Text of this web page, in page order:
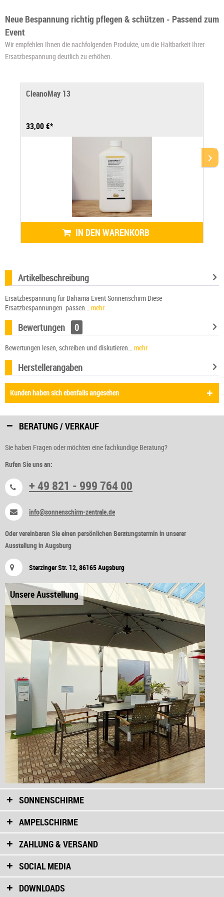
Neue Bespannung richtig pflegen & schützen - Passend zum
Event
Wir empfehlen Ihnen die nachfolgenden Produkte, um die Haltbarkeit Ihrer
Ersatzbespannung deutlich zu erhöhen.
CleanoMay 13
33,00 €*
IN DEN WARENKORB
Artikelbeschreibung
Ersatzbespannung für Bahama Event Sonnenschirm Diese
Ersatzbespannungen passen...
mehr
Bewertungen 0
Bewertungen lesen, schreiben und diskutieren... mehr
Herstellerangaben
Kunden haben sich ebenfalls angesehen
BERATUNG / VERKAUF
Sie haben Fragen oder möchten eine fachkundige Beratung?
Rufen Sie uns an:
+ 49 821 - 999 764 00
info@sonnenschirm-zentrale.de
Oder vereinbaren Sie einen persönlichen Beratungstermin in unserer
Ausstellung in Augsburg
Sterzinger Str. 12, 86165 Augsburg
Unsere Ausstellung
SONNENSCHIRME
AMPELSCHIRME
ZAHLUNG & VERSAND
SOCIAL MEDIA
DOWNLOADS